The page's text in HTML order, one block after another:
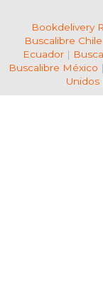
Bookdelivery
Buscalibre Chile
Ecuador|
Buscalibre México |
Unidos